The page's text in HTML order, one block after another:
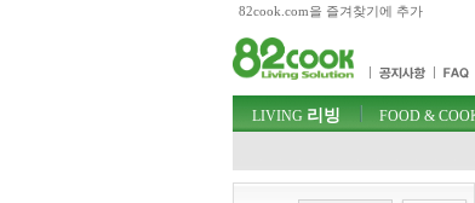
82cook.com을 즐겨찾기에 추가
주메뉴 바로가기
컨텐츠 바로가기
검색 바로가기
로그인 바로가기
주메뉴
LIVING 리빙 FOOD &